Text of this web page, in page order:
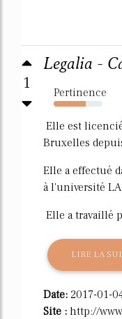
1
Legalia -
Pertinence
65%
Elle est
Bruxelles
Elle a effectué
à l'université LA
Elle a travaillé
LIRE LA
Date: 2017-01-
Site : http://